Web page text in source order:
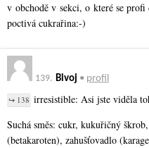
v obchodě v sekci, o které se
poctivá cukrařina:-)
139. Bivoj • profil
↪ 138 irresistible: Asi jste viděla
Suchá směs: cukr, kukuřičný
(betakaroten), zahušťovadlo